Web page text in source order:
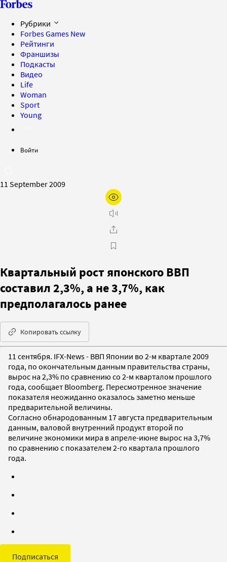
Рубрики
Forbes Games New
Рейтинги
Франшизы
Подкасты
Видео
Life
Woman
Sport
Young
Войти
11 September 2009
Квартальный рост японского ВВП
составил 2,3%, а не 3,7%, как
предполагалось ранее
Копировать ссылку
11 сентября. IFX-News - ВВП Японии во 2-м квартале 2009
года, по окончательным данным правительства страны,
вырос на 2,3% по сравнению со 2-м кварталом прошлого
года, сообщает Bloomberg. Пересмотренное значение
показателя неожиданно оказалось заметно меньше
предварительной величины.
Согласно обнародованным 17 августа предварительным
данным, валовой внутренний продукт второй по
величине экономики мира в апреле-июне вырос на 3,7%
по сравнению с показателем 2-го квартала прошлого
года.
Подписаться